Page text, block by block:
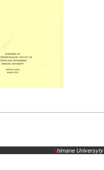
Shimane Universyty